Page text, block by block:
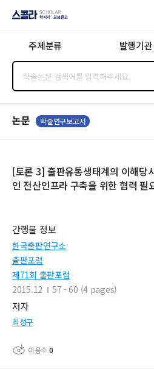
지사·교보문고
주제분류 발행기관
논문 학술연구보고서
[토론 3] 출판유통생태계의 이해당
인 전산인프라 구축을 위한 협력 필
간행물 정보
한국출판연구소
출판포럼
제71회 출판포럼
2015.12
57 - 60 (4 pages)
저자
최성구
이용수0